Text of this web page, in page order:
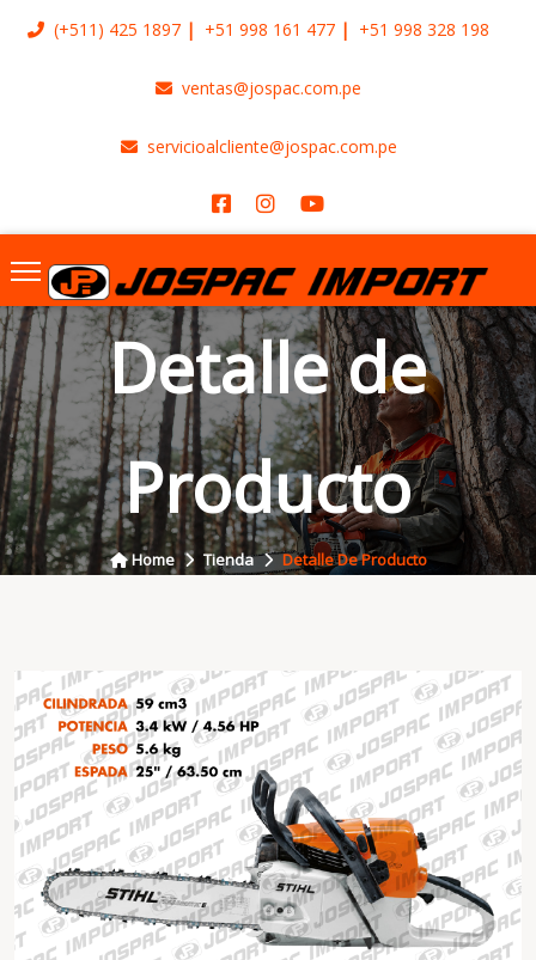
(+511) 425 1897 +51 998 161 477 +51 998 328 198
ventas@jospac.com.pe
servicioalcliente@jospac.com.pe
Detalle de
Producto
Home Tienda Detalle De Producto